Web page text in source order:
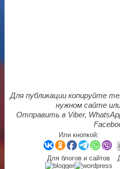
Для публикации копируйте
нужном сайте
Отправить в Viber,
Или кнопкой:
Для блогов и сайтов